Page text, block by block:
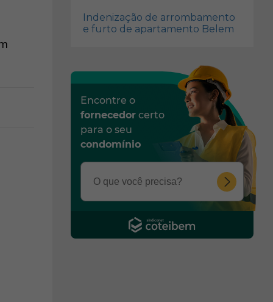
Indenização de arrombamento
e furto de apartamento Belem
Encontre o
fornecedor certo
para o seu
condomínio